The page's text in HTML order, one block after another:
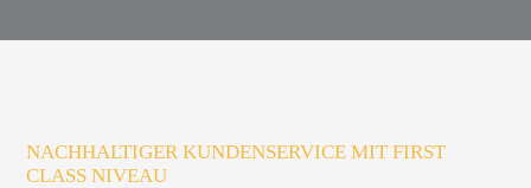
NACHHALTIGER KUNDENSERVICE MIT FIRST
CLASS NIVEAU